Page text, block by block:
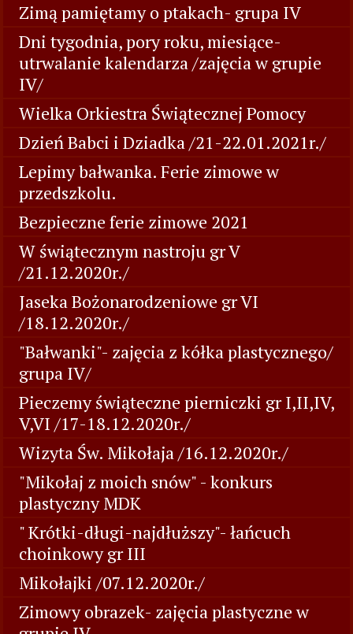
Zimą pamiętamy o ptakach- grupa IV
Dni tygodnia, pory roku, miesiące-
utrwalanie kalendarza /zajęcia w grupie
IV/
Wielka Orkiestra Świątecznej Pomocy
Dzień Babci i Dziadka /21-22.01.2021r./
Lepimy bałwanka. Ferie zimowe w
przedszkolu.
Bezpieczne ferie zimowe 2021
W świątecznym nastroju gr V
/21.12.2020r./
Jaseka Bożonarodzeniowe gr VI
/18.12.2020r./
"Bałwanki"- zajęcia z kółka plastycznego/
grupa IV/
Pieczemy świąteczne pierniczki gr I,II,IV,
V,VI /17-18.12.2020r./
Wizyta Św. Mikołaja /16.12.2020r./
"Mikołaj z moich snów" - konkurs
plastyczny MDK
" Krótki-długi-najdłuższy"- łańcuch
choinkowy gr III
Mikołajki /07.12.2020r./
Zimowy obrazek- zajęcia plastyczne w